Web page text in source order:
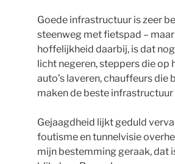
Goede infrastructuur is zeer
steenweg met fietspad –
hoffelijkheid daarbij, is dat
licht negeren, steppers die op
auto’s laveren, chauffeurs
maken de beste
Gejaagdheid lijkt geduld
foutisme en tunnelvisie
mijn bestemming geraak, dat